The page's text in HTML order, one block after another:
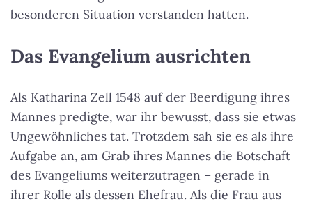
besonderen Situation verstanden hatten.
Das Evangelium ausrichten
Als Katharina Zell 1548 auf der Beerdigung ihres
Mannes predigte, war ihr bewusst, dass sie etwas
Ungewöhnliches tat. Trotzdem sah sie es als ihre
Aufgabe an, am Grab ihres Mannes die Botschaft
des Evangeliums weiterzutragen – gerade in
ihrer Rolle als dessen Ehefrau. Als die Frau aus